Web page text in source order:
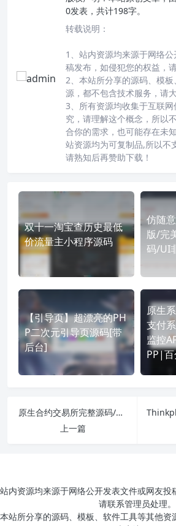
0发表，共计198字。
转载说明：
1、站内资源均来源于网络
稿发布，如侵犯您的权益，
2、本站所分享的源码、模
源，都不包含技术服务，请
3、所有资源均收集于互联
究，请理解这个概念，所以
合你的需求，也可能存在未
站资源均为可复制品,所以不
请熟知后再赞助下载！
双十一淘宝查历史最低
价流量主小程序源码
仿随
版/完
码/UI
【引导页】超漂亮的PH
P二次元引导页源码[带
后台]
原生
支付
监控
PP|百
原生合约交易所完整源码/原生安卓源码+IOS端源码/币币+OTC承兑商+永续合约
上一篇
站内资源均来源于网络公开发表文件或网友投
请联系管理员处理。
本站所分享的源码、模板、软件工具等其他资